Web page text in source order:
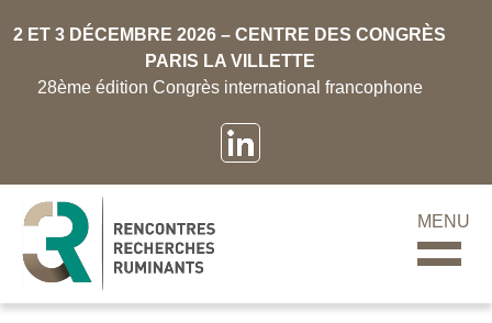
2 ET 3 DÉCEMBRE 2026 – CENTRE DES CONGRÈS
PARIS LA VILLETTE
28ème édition Congrès international francophone
MENU